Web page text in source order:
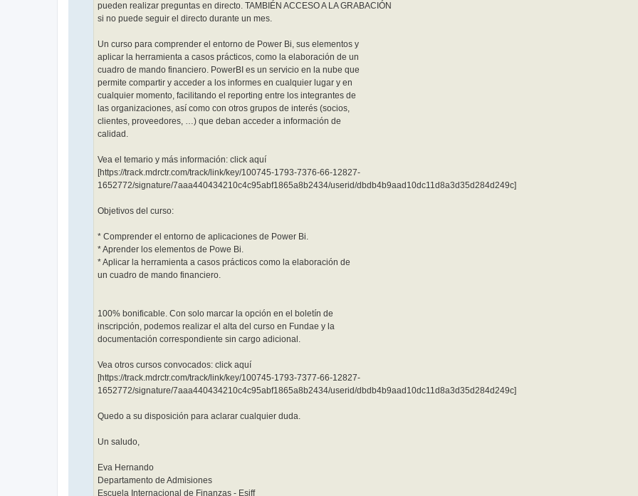
pueden realizar preguntas en directo. TAMBIÉN ACCESO A LA GRABACIÓN
si no puede seguir el directo durante un mes.
Un curso para comprender el entorno de Power Bi, sus elementos y
aplicar la herramienta a casos prácticos, como la elaboración de un
cuadro de mando financiero. PowerBI es un servicio en la nube que
permite compartir y acceder a los informes en cualquier lugar y en
cualquier momento, facilitando el reporting entre los integrantes de
las organizaciones, así como con otros grupos de interés (socios,
clientes, proveedores, …) que deban acceder a información de
calidad.
Vea el temario y más información: click aquí
[https://track.mdrctr.com/track/link/key/100745-1793-7376-66-12827-
1652772/signature/7aaa440434210c4c95abf1865a8b2434/userid/dbdb4b9aad10dc11d8a3d35d284d249c]
Objetivos del curso:
* Comprender el entorno de aplicaciones de Power Bi.
* Aprender los elementos de Powe Bi.
* Aplicar la herramienta a casos prácticos como la elaboración de
un cuadro de mando financiero.
100% bonificable. Con solo marcar la opción en el boletín de
inscripción, podemos realizar el alta del curso en Fundae y la
documentación correspondiente sin cargo adicional.
Vea otros cursos convocados: click aquí
[https://track.mdrctr.com/track/link/key/100745-1793-7377-66-12827-
1652772/signature/7aaa440434210c4c95abf1865a8b2434/userid/dbdb4b9aad10dc11d8a3d35d284d249c]
Quedo a su disposición para aclarar cualquier duda.
Un saludo,
Eva Hernando
Departamento de Admisiones
Escuela Internacional de Finanzas - Esiff